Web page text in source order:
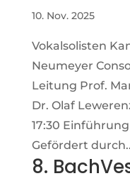
10. Nov. 2025
Vokalsolisten
Neumeyer
Leitung Prof.
Dr. Olaf
17:30
Gefördert
8.